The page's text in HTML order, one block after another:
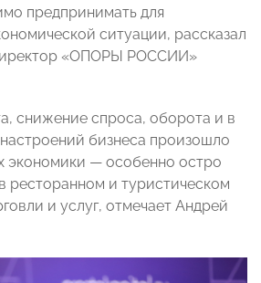
предпринимать для
ситуации, рассказал
«ОПОРЫ РОССИИ»
снижение спроса, оборота и в
бизнеса произошло
экономики — особенно остро
ресторанном и туристическом
и услуг, отмечает Андрей